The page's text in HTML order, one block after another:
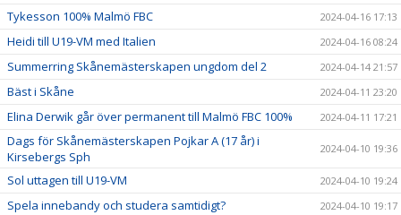
Tykesson 100% Malmö FBC 2024-04-16 17:13
Heidi till U19-VM med Italien 2024-04-16 08:24
Summerring Skånemästerskapen ungdom del 2 2024-04-14 21:57
Bäst i Skåne 2024-04-11 23:20
Elina Derwik går över permanent till Malmö FBC 100% 2024-04-11 17:21
Dags för Skånemästerskapen Pojkar A (17 år) i
Kirsebergs Sph
2024-04-10 19:36
Sol uttagen till U19-VM 2024-04-10 19:24
Spela innebandy och studera samtidigt? 2024-04-10 19:17